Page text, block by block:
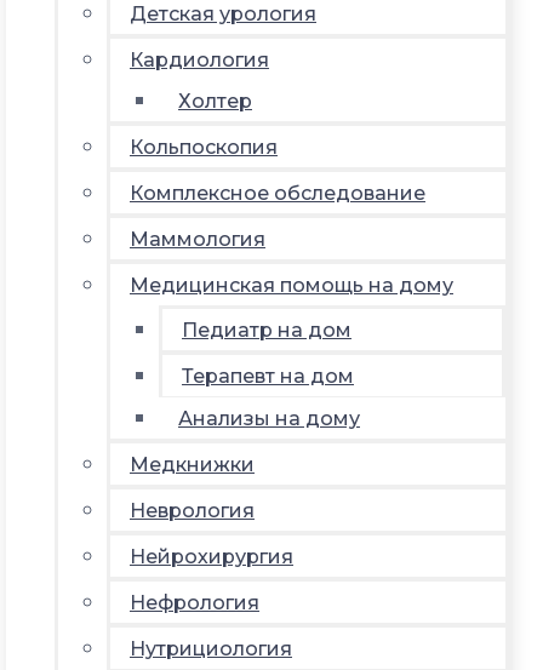
Детская урология
Кардиология
Холтер
Кольпоскопия
Комплексное обследование
Маммология
Медицинская помощь на дому
Педиатр на дом
Терапевт на дом
Анализы на дому
Медкнижки
Неврология
Нейрохирургия
Нефрология
Нутрициология